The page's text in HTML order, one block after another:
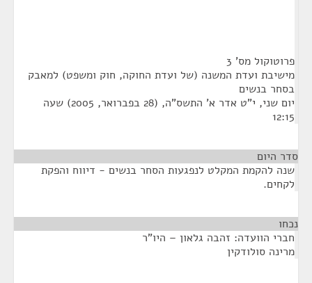
פרוטוקול מס' 3
מישיבת ועדת המשנה (של ועדת החוקה, חוק ומשפט) למאבק
בסחר בנשים
יום שני, י"ט אדר א' התשס"ה, (28 בפברואר, 2005) שעה
12:15
סדר היום
שנה להקמת המקלט לנפגעות הסחר בנשים - דיווח והפקת
לקחים.
נכחו
חברי הוועדה: זהבה גלאון – היו"ר
מרינה סולודקין